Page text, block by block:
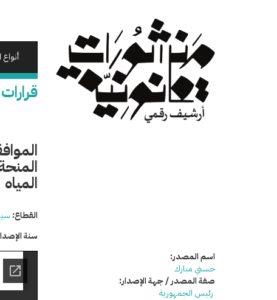
أنواع
المياه
القطاع:
سنة
اسم المصدر:
حسني مبارك
صفة المصدر / جهة الإصدار:
رئيس الجمهورية